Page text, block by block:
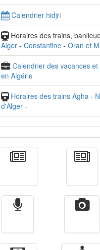
Calendrier hidjri
Horaires des trains,
Alger - Constantine - Oran et
Calendrier des vacances
en Algérie
Horaires des trains Agha -
d'Alger -